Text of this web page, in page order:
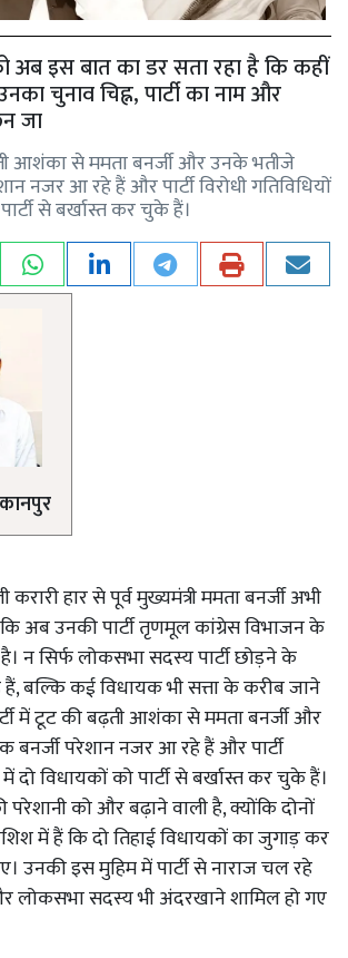
अब इस बात का डर सता रहा है कि कहीं
चुनाव चिह्न, पार्टी का नाम और
जा
आशंका से ममता बनर्जी और उनके भतीजे
नजर आ रहे हैं और पार्टी विरोधी गतिविधियों
से बर्खास्त कर चुके हैं।
करारी हार से पूर्व मुख्यमंत्री ममता बनर्जी अभी
अब उनकी पार्टी तृणमूल कांग्रेस विभाजन के
न सिर्फ लोकसभा सदस्य पार्टी छोड़ने के
बल्कि कई विधायक भी सत्ता के करीब जाने
में टूट की बढ़ती आशंका से ममता बनर्जी और
परेशान नजर आ रहे हैं और पार्टी
में दो विधायकों को पार्टी से बर्खास्त कर चुके हैं।
परेशानी को और बढ़ाने वाली है, क्योंकि दोनों
में हैं कि दो तिहाई विधायकों का जुगाड़ कर
उनकी इस मुहिम में पार्टी से नाराज चल रहे
लोकसभा सदस्य भी अंदरखाने शामिल हो गए